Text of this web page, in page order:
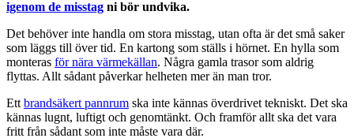
igenom de misstag ni bör undvika.
Det behöver inte handla om stora misstag, utan ofta är det små saker
som läggs till över tid. En kartong som ställs i hörnet. En hylla som
monteras för nära värmekällan. Några gamla trasor som aldrig
flyttas. Allt sådant påverkar helheten mer än man tror.
Ett brandsäkert pannrum ska inte kännas överdrivet tekniskt. Det ska
kännas lugnt, luftigt och genomtänkt. Och framför allt ska det vara
fritt från sådant som inte måste vara där.